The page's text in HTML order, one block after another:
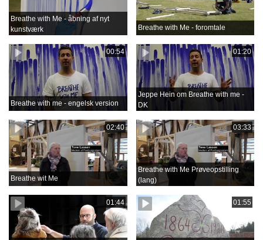
Breathe with Me - åbning af nyt
kunstværk
Breathe with Me - foromtale
00:54
Breathe with me - engelsk version
01:20
Jeppe Hein om Breathe with me -
DK
02:40
Breathe wit Me
03:33
Breathe with Me Prøveopstilling
(lang)
01:44 01:55